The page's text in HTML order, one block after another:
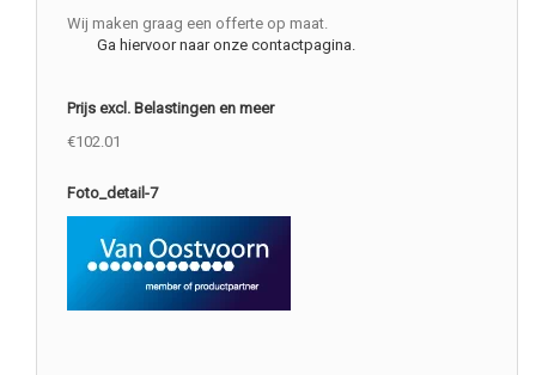
Wij maken graag een offerte op maat.
Ga hiervoor naar onze contactpagina.
Prijs excl. Belastingen en meer
€102.01
Foto_detail-7